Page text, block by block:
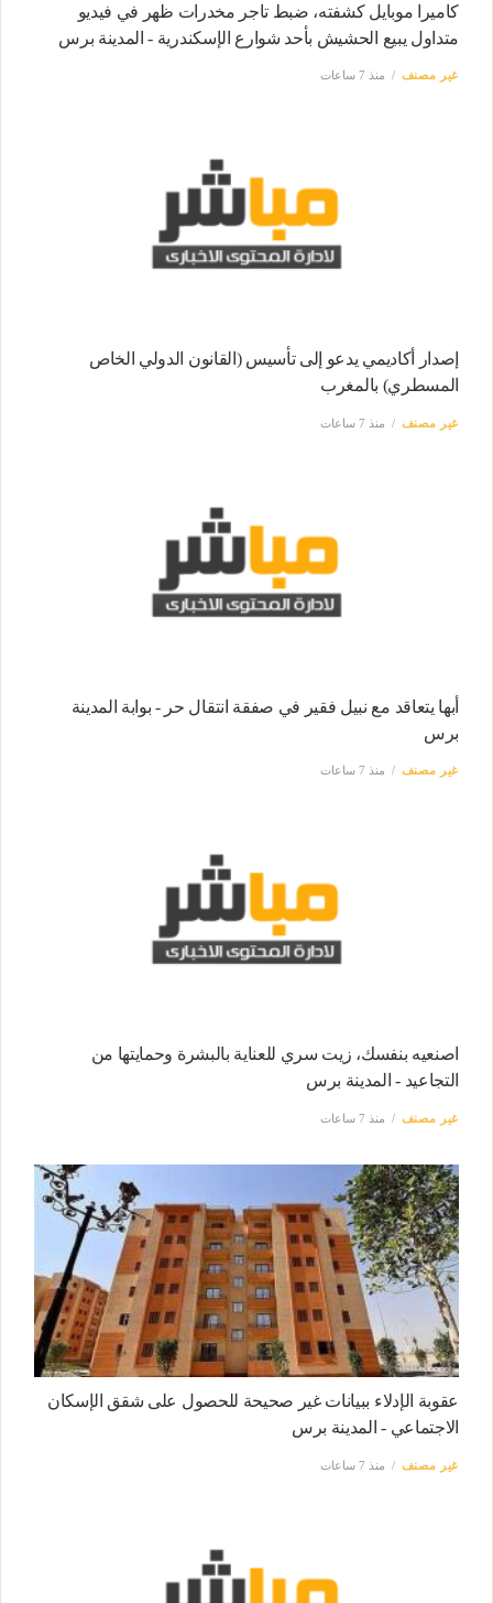
كاميرا موبايل كشفته، ضبط تاجر مخدرات ظهر في فيديو
متداول يبيع الحشيش بأحد شوارع الإسكندرية - المدينة برس
غير مصنف منذ 7 ساعات
إصدار أكاديمي يدعو إلى تأسيس (القانون الدولي الخاص
المسطري) بالمغرب
غير مصنف منذ 7 ساعات
أبها يتعاقد مع نبيل فقير في صفقة انتقال حر - بوابة المدينة
برس
غير مصنف منذ 7 ساعات
اصنعيه بنفسك، زيت سري للعناية بالبشرة وحمايتها من
التجاعيد - المدينة برس
غير مصنف منذ 7 ساعات
عقوبة الإدلاء ببيانات غير صحيحة للحصول على شقق الإسكان
الاجتماعي - المدينة برس
غير مصنف منذ 7 ساعات